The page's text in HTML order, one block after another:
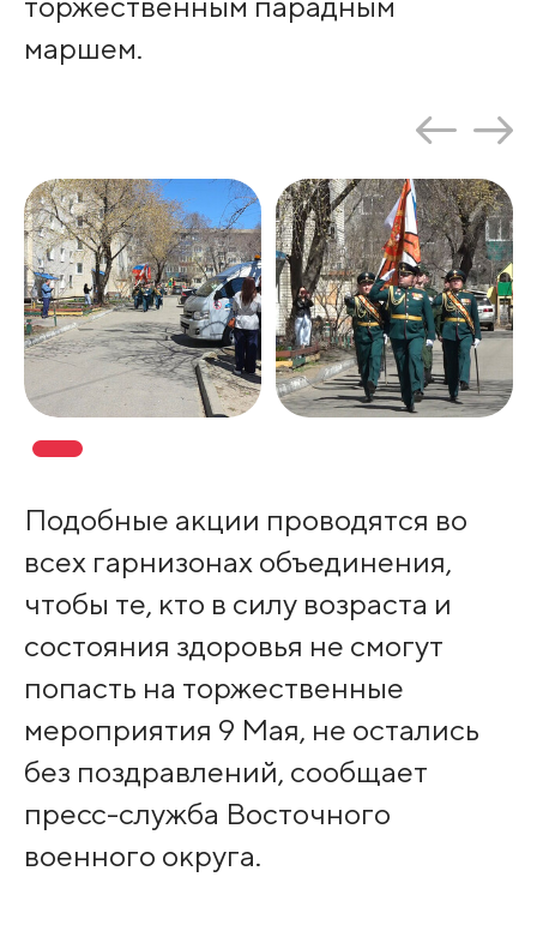
маршем.
Подобные акции проводятся во
всех гарнизонах объединения,
чтобы те, кто в силу возраста и
состояния здоровья не смогут
попасть на торжественные
мероприятия 9 Мая, не остались
без поздравлений, сообщает
пресс-служба Восточного
военного округа.